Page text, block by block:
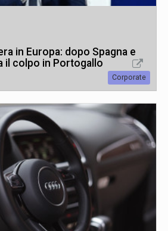
in Europa: dopo Spagna e
il colpo in Portogallo
Corporate